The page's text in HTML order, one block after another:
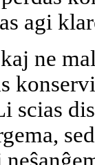
agi
ne
scias